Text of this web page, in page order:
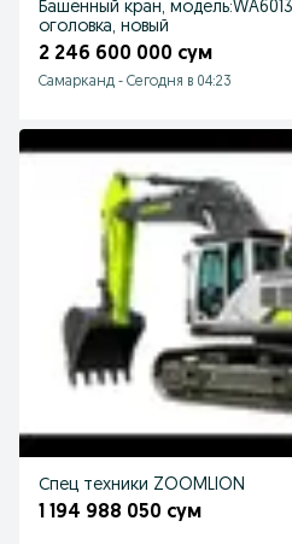
Башенный кран,
оголовка, новый
2 246 600 000 сум
Самарканд - Сегодня в 04:23
Спец техники ZOOMLION
1 194 988 050 сум